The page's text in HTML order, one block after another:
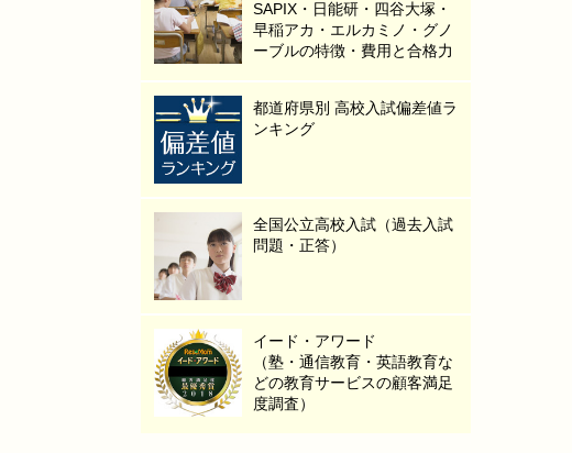
SAPIX・日能研・四谷大塚・
早稲アカ・エルカミノ・グノ
ーブルの特徴・費用と合格力
都道府県別 高校入試偏差値ラ
ンキング
全国公立高校入試（過去入試
問題・正答）
イード・アワード
（塾・通信教育・英語教育な
どの教育サービスの顧客満足
度調査）